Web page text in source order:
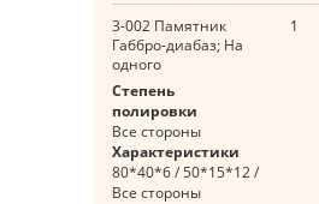
3-002 Памятник
Габбро-диабаз; На
одного
1
Степень
полировки
Все стороны
Характеристики
80*40*6 / 50*15*12 /
Все стороны